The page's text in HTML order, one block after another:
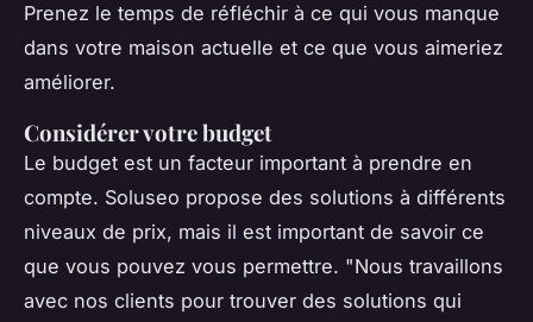
Prenez le temps de réfléchir à ce qui vous manque
dans votre maison actuelle et ce que vous aimeriez
améliorer.
Considérer votre budget
Le budget est un facteur important à prendre en
compte. Soluseo propose des solutions à différents
niveaux de prix, mais il est important de savoir ce
que vous pouvez vous permettre. "Nous travaillons
avec nos clients pour trouver des solutions qui